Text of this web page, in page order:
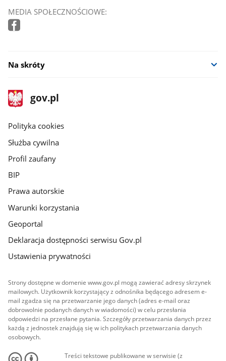
MEDIA SPOŁECZNOŚCIOWE:
Na skróty
stopka
gov.pl
Strona
gov.pl
gov.pl
Polityka cookies
Służba cywilna
Profil zaufany
BIP
Prawa autorskie
Warunki korzystania
Geoportal
Deklaracja dostępności serwisu Gov.pl
Ustawienia prywatności
Strony dostępne w domenie www.gov.pl mogą zawierać adresy skrzynek
mailowych. Użytkownik korzystający z odnośnika będącego adresem e-
mail zgadza się na przetwarzanie jego danych (adres e-mail oraz
dobrowolnie podanych danych w wiadomości) w celu przesłania
odpowiedzi na przesłane pytania. Szczegóły przetwarzania danych przez
każdą z jednostek znajdują się w ich politykach przetwarzania danych
osobowych.
Treści tekstowe publikowane w serwisie (z